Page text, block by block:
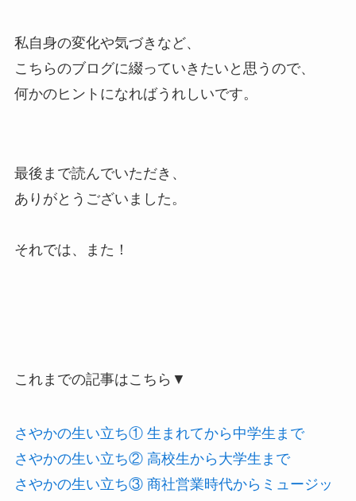
私自身の変化や気づきなど、
こちらのブログに綴っていきたいと思うので、
何かのヒントになればうれしいです。
最後まで読んでいただき、
ありがとうございました。
それでは、また！
これまでの記事はこちら▼
さやかの生い立ち① 生まれてから中学生まで
さやかの生い立ち② 高校生から大学生まで
さやかの生い立ち③ 商社営業時代からミュージッ